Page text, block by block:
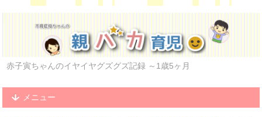
赤子寅ちゃんのイヤイヤグズグズ記録 ～1歳5ヶ月
メニュー